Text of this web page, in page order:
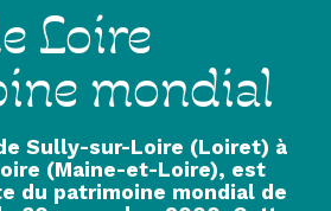
Loire
mondial
Sully-sur-Loire (Loiret) à
(Maine-et-Loire), est
du patrimoine mondial de